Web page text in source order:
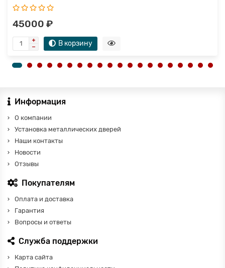
45000 ₽
В корзину
Информация
О компании
Установка металлических дверей
Наши контакты
Новости
Отзывы
Покупателям
Оплата и доставка
Гарантия
Вопросы и ответы
Служба поддержки
Карта сайта